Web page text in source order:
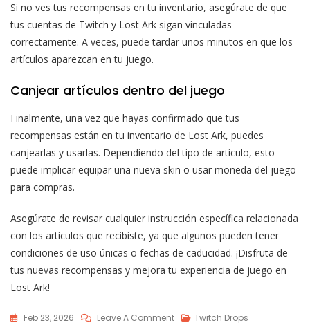
Si no ves tus recompensas en tu inventario, asegúrate de que
tus cuentas de Twitch y Lost Ark sigan vinculadas
correctamente. A veces, puede tardar unos minutos en que los
artículos aparezcan en tu juego.
Canjear artículos dentro del juego
Finalmente, una vez que hayas confirmado que tus
recompensas están en tu inventario de Lost Ark, puedes
canjearlas y usarlas. Dependiendo del tipo de artículo, esto
puede implicar equipar una nueva skin o usar moneda del juego
para compras.
Asegúrate de revisar cualquier instrucción específica relacionada
con los artículos que recibiste, ya que algunos pueden tener
condiciones de uso únicas o fechas de caducidad. ¡Disfruta de
tus nuevas recompensas y mejora tu experiencia de juego en
Lost Ark!
Feb 23, 2026 Leave A CommentOn
Twitch Drops